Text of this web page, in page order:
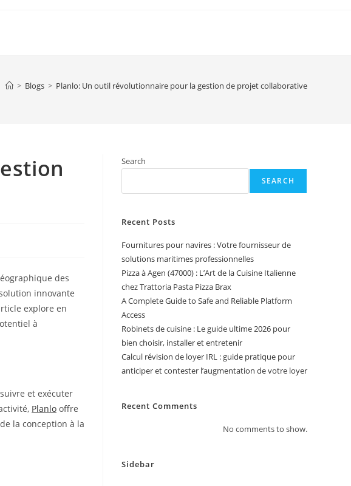
> Blogs > Planlo: Un outil révolutionnaire pour la gestion de projet collaborative
des
innovante
explore en
à
et exécuter
Planlo offre
la conception à la
Search
SEARCH
Recent Posts
Fournitures pour navires : Votre fournisseur de
solutions maritimes professionnelles
Pizza à Agen (47000) : L’Art de la Cuisine Italienne
chez Trattoria Pasta Pizza Brax
A Complete Guide to Safe and Reliable Platform
Access
Robinets de cuisine : Le guide ultime 2026 pour
bien choisir, installer et entretenir
Calcul révision de loyer IRL : guide pratique pour
anticiper et contester l’augmentation de votre loyer
Recent Comments
No comments to show.
Sidebar